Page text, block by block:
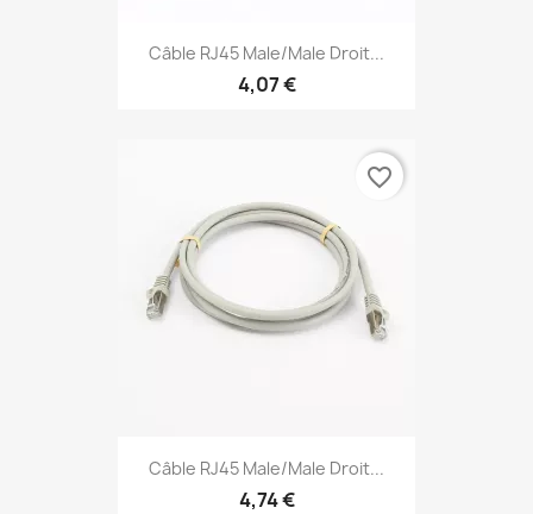
Câble RJ45 Male/Male Droit...
4,07 €
Câble RJ45 Male/Male Droit...
4,74 €
favorite_border